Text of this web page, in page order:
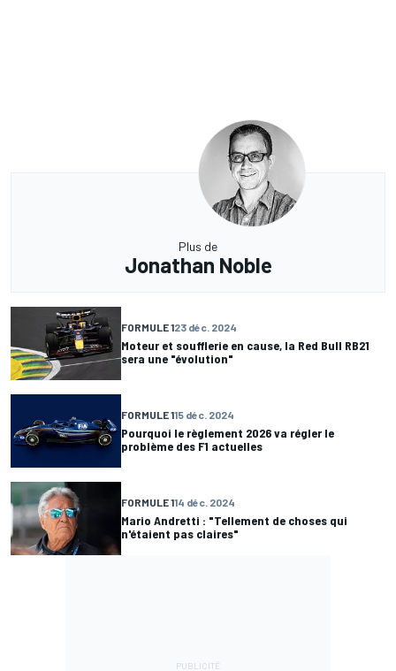
Plus de
Jonathan Noble
FORMULE 123 déc. 2024
Moteur et soufflerie en cause, la Red Bull RB21
sera une "évolution"
FORMULE 115 déc. 2024
Pourquoi le règlement 2026 va régler le
problème des F1 actuelles
FORMULE 114 déc. 2024
Mario Andretti : "Tellement de choses qui
n'étaient pas claires"